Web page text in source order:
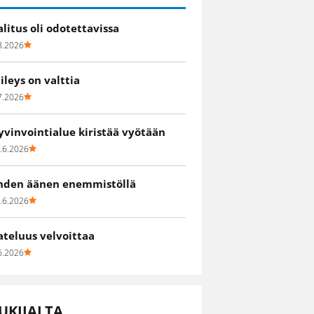
oli odotettavissa
on valttia
kiristää vyötään
äänen enemmistöllä
velvoittaa